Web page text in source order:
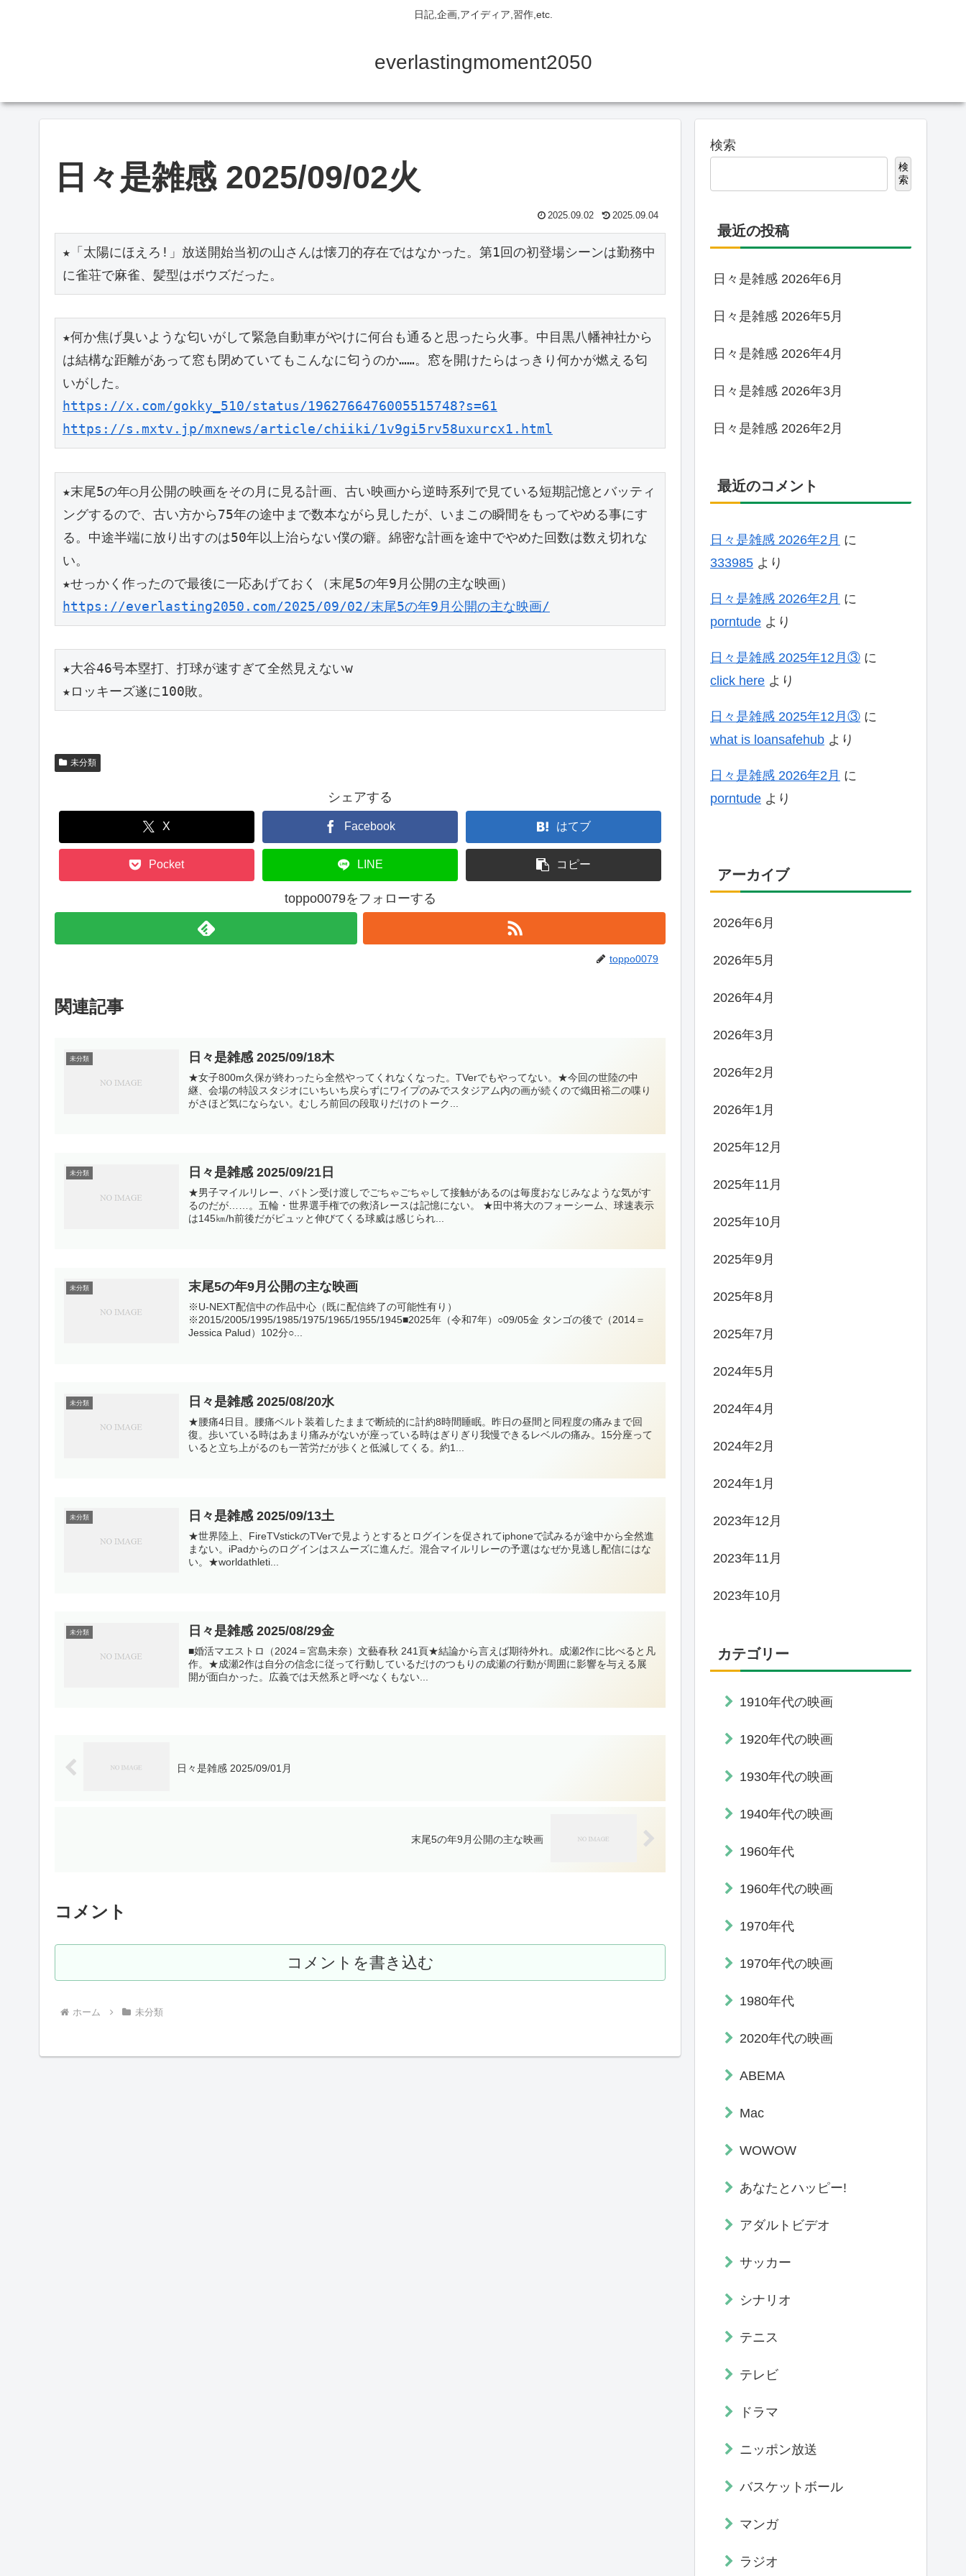
日記,企画,アイディア,習作,etc.
everlastingmoment2050
日々是雑感 2025/09/02火
2025.09.02 2025.09.04
★「太陽にほえろ!」放送開始当初の山さんは懐刀的存在ではなかった。第1回の初登場シーンは勤務中
に雀荘で麻雀、髪型はボウズだった。
★何か焦げ臭いような匂いがして緊急自動車がやけに何台も通ると思ったら火事。中目黒八幡神社から
は結構な距離があって窓も閉めていてもこんなに匂うのか……。窓を開けたらはっきり何かが燃える匂
いがした。
https://x.com/gokky_510/status/1962766476005515748?s=61
https://s.mxtv.jp/mxnews/article/chiiki/1v9gi5rv58uxurcx1.html
★末尾5の年○月公開の映画をその月に見る計画、古い映画から逆時系列で見ている短期記憶とバッティ
ングするので、古い方から75年の途中まで数本ながら見したが、いまこの瞬間をもってやめる事にす
る。中途半端に放り出すのは50年以上治らない僕の癖。綿密な計画を途中でやめた回数は数え切れな
い。
★せっかく作ったので最後に一応あげておく（末尾5の年9月公開の主な映画）
https://everlasting2050.com/2025/09/02/末尾5の年9月公開の主な映画/
★大谷46号本塁打、打球が速すぎて全然見えないw
★ロッキーズ遂に100敗。
未分類
シェアする
X Facebook はてブ
Pocket LINE コピー
toppo0079をフォローする
toppo0079
関連記事
未分類 日々是雑感 2025/09/18木
★女子800m久保が終わったら全然やってくれなくなった。TVerでもやってない。★今回の世陸の中
継、会場の特設スタジオにいちいち戻らずにワイプのみでスタジアム内の画が続くので織田裕二の喋り
がさほど気にならない。むしろ前回の段取りだけのトーク...
未分類 日々是雑感 2025/09/21日
★男子マイルリレー、バトン受け渡しでごちゃごちゃして接触があるのは毎度おなじみなような気がす
るのだが……。五輪・世界選手権での救済レースは記憶にない。 ★田中将大のフォーシーム、球速表示
は145㎞/h前後だがピュッと伸びてくる球威は感じられ...
未分類 末尾5の年9月公開の主な映画
※U-NEXT配信中の作品中心（既に配信終了の可能性有り）
※2015/2005/1995/1985/1975/1965/1955/1945■2025年（令和7年）○09/05金 タンゴの後で（2014＝
Jessica Palud）102分○...
未分類 日々是雑感 2025/08/20水
★腰痛4日目。腰痛ベルト装着したままで断続的に計約8時間睡眠。昨日の昼間と同程度の痛みまで回
復。歩いている時はあまり痛みがないが座っている時はぎりぎり我慢できるレベルの痛み。15分座って
いると立ち上がるのも一苦労だが歩くと低減してくる。約1...
未分類 日々是雑感 2025/09/13土
★世界陸上、FireTVstickのTVerで見ようとするとログインを促されてiphoneで試みるが途中から全然進
まない。iPadからのログインはスムーズに進んだ。混合マイルリレーの予選はなぜか見逃し配信にはな
い。★worldathleti...
未分類 日々是雑感 2025/08/29金
■婚活マエストロ（2024＝宮島未奈）文藝春秋 241頁★結論から言えば期待外れ。成瀬2作に比べると凡
作。★成瀬2作は自分の信念に従って行動しているだけのつもりの成瀬の行動が周囲に影響を与える展
開が面白かった。広義では天然系と呼べなくもない...
日々是雑感 2025/09/01月
末尾5の年9月公開の主な映画
コメント
コメントを書き込む
ホーム 未分類
検索
検
索
最近の投稿
日々是雑感 2026年6月
日々是雑感 2026年5月
日々是雑感 2026年4月
日々是雑感 2026年3月
日々是雑感 2026年2月
最近のコメント
日々是雑感 2026年2月 に
333985 より
日々是雑感 2026年2月 に
porntude より
日々是雑感 2025年12月③ に
click here より
日々是雑感 2025年12月③ に
what is loansafehub より
日々是雑感 2026年2月 に
porntude より
アーカイブ
2026年6月
2026年5月
2026年4月
2026年3月
2026年2月
2026年1月
2025年12月
2025年11月
2025年10月
2025年9月
2025年8月
2025年7月
2024年5月
2024年4月
2024年2月
2024年1月
2023年12月
2023年11月
2023年10月
カテゴリー
1910年代の映画
1920年代の映画
1930年代の映画
1940年代の映画
1960年代
1960年代の映画
1970年代
1970年代の映画
1980年代
2020年代の映画
ABEMA
Mac
WOWOW
あなたとハッピー!
アダルトビデオ
サッカー
シナリオ
テニス
テレビ
ドラマ
ニッポン放送
バスケットボール
マンガ
ラジオ